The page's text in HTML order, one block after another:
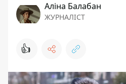
Аліна Балабан
ЖУРНАЛІСТ
👍